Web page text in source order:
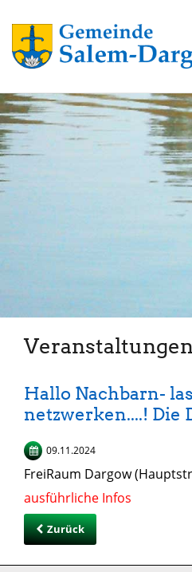
Hallo Nachbarn-
netzwerken....! Die
09.11.2024
FreiRaum Dargow
ausführliche Infos
Zurück